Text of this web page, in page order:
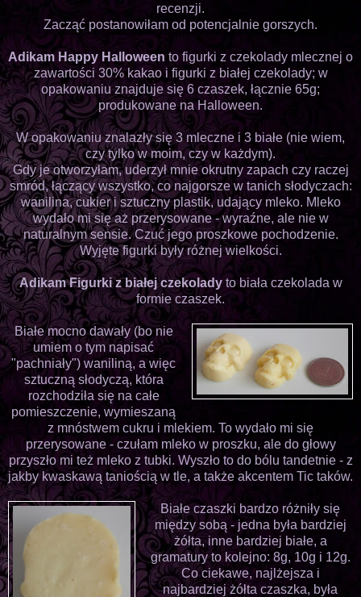
recenzji.
Zacząć postanowiłam od potencjalnie gorszych.
Adikam Happy Halloween to figurki z czekolady mlecznej o
zawartości 30% kakao i figurki z białej czekolady; w
opakowaniu znajduje się 6 czaszek, łącznie 65g;
produkowane na Halloween.
W opakowaniu znalazły się 3 mleczne i 3 białe (nie wiem,
czy tylko w moim, czy w każdym).
Gdy je otworzyłam, uderzył mnie okrutny zapach czy raczej
smród, łączący wszystko, co najgorsze w tanich słodyczach:
wanilina, cukier i sztuczny plastik, udający mleko. Mleko
wydało mi się aż przerysowane - wyraźne, ale nie w
naturalnym sensie. Czuć jego proszkowe pochodzenie.
Wyjęte figurki były różnej wielkości.
Adikam Figurki z białej czekoladyto biała czekolada w
formie czaszek.
Białe mocno dawały (bo nie
umiem o tym napisać
"pachniały") waniliną, a więc
sztuczną słodyczą, która
rozchodziła się na całe
pomieszczenie, wymieszaną
z mnóstwem cukru i mlekiem. To wydało mi się
przerysowane - czułam mleko w proszku, ale do głowy
przyszło mi też mleko z tubki. Wyszło to do bólu tandetnie - z
jakby kwaskawą taniością w tle, a także akcentem Tic taków.
Białe czaszki bardzo różniły się
między sobą - jedna była bardziej
żółta, inne bardziej białe, a
gramatury to kolejno: 8g, 10g i 12g.
Co ciekawe, najlżejsza i
najbardziej żółta czaszka, była